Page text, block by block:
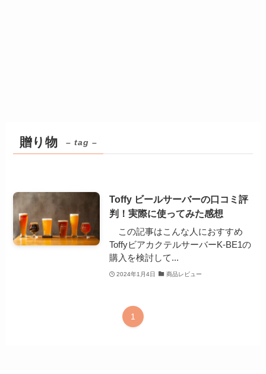
贈り物 – tag –
Toffy ビールサーバーの口コミ評
判！実際に使ってみた感想
この記事はこんな人におすすめ
ToffyビアカクテルサーバーK-BE1の
購入を検討して...
2024年1月4日 商品レビュー
1